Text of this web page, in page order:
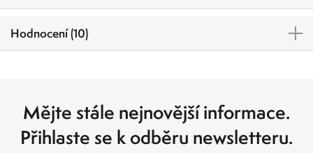
Hodnocení (10)
Mějte stále nejnovější informace.
Přihlaste se k odběru newsletteru.